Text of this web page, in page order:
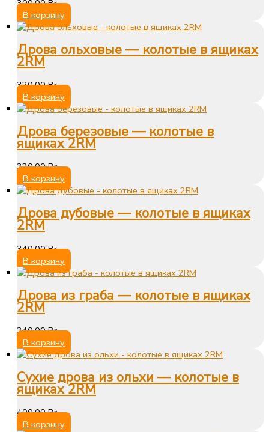
300,00Br
В корзину
Дрова ольховые — колотые в ящиках
2RM
320,00Br
В корзину
Дрова березовые — колотые в
ящиках 2RM
320,00Br
В корзину
Дрова дубовые — колотые в ящиках
2RM
340,00Br
В корзину
Дрова из граба — колотые в ящиках
2RM
340,00Br
В корзину
Сухие дрова из ольхи — колотые в
ящиках 2RM
400,00Br
В корзину